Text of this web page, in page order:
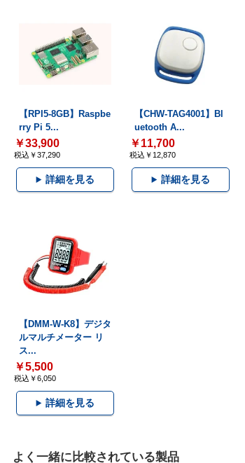
【RPI5-8GB】Raspbe
rry Pi 5...
￥33,900
税込￥37,290
詳細を見る
【CHW-TAG4001】Bl
uetooth A...
￥11,700
税込￥12,870
詳細を見る
【DMM-W-K8】デジタ
ルマルチメーター リ
ス...
￥5,500
税込￥6,050
詳細を見る
よく一緒に比較されている製品